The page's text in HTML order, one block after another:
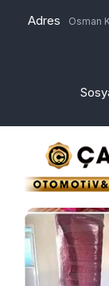
Adres
Osman